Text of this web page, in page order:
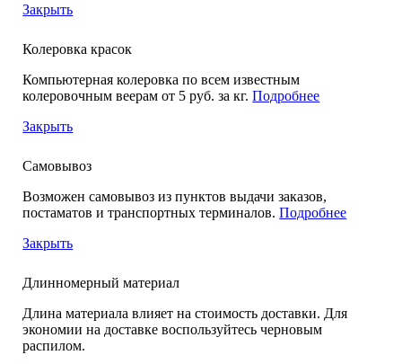
Закрыть
Колеровка красок
Компьютерная колеровка по всем известным
колеровочным веерам от 5 руб. за кг.Подробнее
Закрыть
Самовывоз
Возможен самовывоз из пунктов выдачи заказов,
постаматов и транспортных терминалов.Подробнее
Закрыть
Длинномерный материал
Длина материала влияет на стоимость доставки. Для
экономии на доставке воспользуйтесь черновым
распилом.